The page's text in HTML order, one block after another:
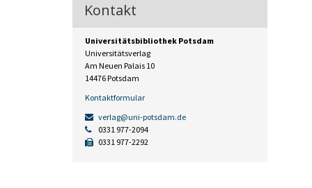
Kontakt
Universitätsbibliothek Potsdam
Universitätsverlag
Am Neuen Palais 10
14476 Potsdam
Kontaktformular
verlag@uni-potsdam.de
0331 977-2094
0331 977-2292